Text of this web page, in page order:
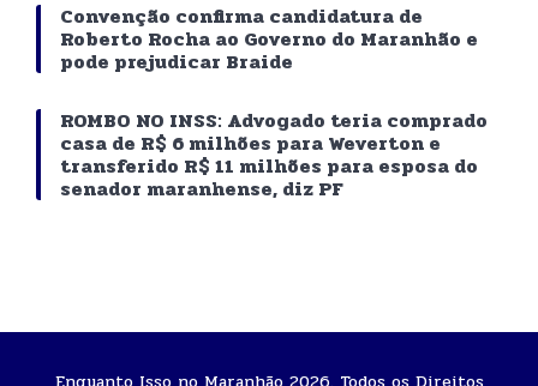
Convenção confirma candidatura de
Roberto Rocha ao Governo do Maranhão e
pode prejudicar Braide
ROMBO NO INSS: Advogado teria comprado
casa de R$ 6 milhões para Weverton e
transferido R$ 11 milhões para esposa do
senador maranhense, diz PF